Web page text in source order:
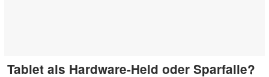
Tablet als Hardware-Held oder Sparfalle?